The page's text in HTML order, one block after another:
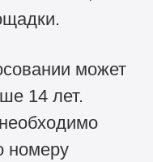
может
14 лет.
номеру